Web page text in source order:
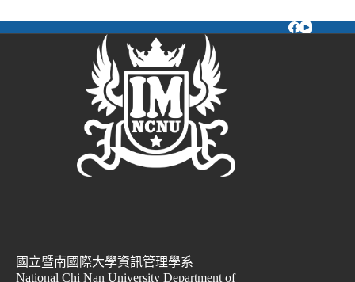
國立暨南國際大學資訊管理學系
National Chi Nan University Department of